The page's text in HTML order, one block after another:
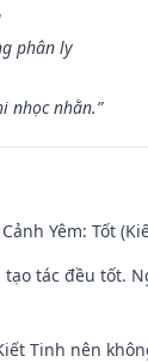
phân ly
nhọc nhằn.”
Yêm: Tốt
tạo tác đều tốt.
Tinh nên